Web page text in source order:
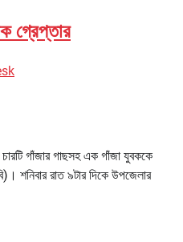
গ্রেপ্তার
চারটি গাঁজার গাছসহ এক গাঁজা যুবককে
শনিবার রাত ৯টার দিকে উপজেলার